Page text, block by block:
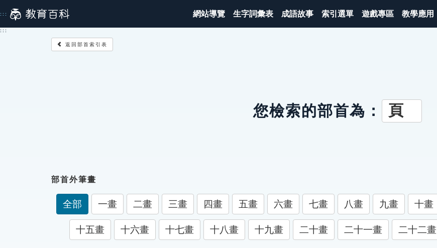
到
主
::: 網站導覽 生字詞彙表 成語故事 索引選單 遊戲專區 教學應用
:::
返回部首索引表
您檢索的部首為： 頁
部首外筆畫
全部 一畫 二畫 三畫 四畫 五畫 六畫 七畫 八畫 九畫 十畫
十五畫 十六畫 十七畫 十八畫 十九畫 二十畫 二十一畫 二十二畫